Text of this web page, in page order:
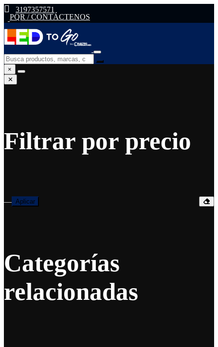
3197357571
PQR / CONTÁCTENOS
×
✕
Filtrar por precio
— Aplicar
Categorías
relacionadas